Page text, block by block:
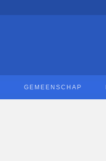
GEMEENSCHAP